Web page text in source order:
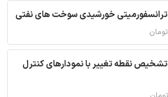
ترانسفورمیتی خورشیدی سوخت های نفتی
نقطه تغییر با نمودارهای کنترل